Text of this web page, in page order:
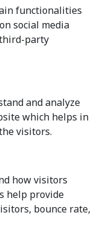
functionalities
social media
party
and analyze
which helps in
visitors.
how visitors
help provide
bounce rate,